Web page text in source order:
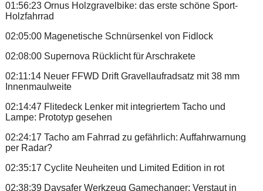
01:56:23 Ornus Holzgravelbike: das erste schöne Sport-
Holzfahrrad
02:05:00 Magenetische Schnürsenkel von Fidlock
02:08:00 Supernova Rücklicht für Arschrakete
02:11:14 Neuer FFWD Drift Gravellaufradsatz mit 38 mm
Innenmaulweite
02:14:47 Flitedeck Lenker mit integriertem Tacho und
Lampe: Prototyp gesehen
02:24:17 Tacho am Fahrrad zu gefährlich: Auffahrwarnung
per Radar?
02:35:17 Cyclite Neuheiten und Limited Edition in rot
02:38:39 Daysafer Werkzeug Gamechanger: Verstaut in